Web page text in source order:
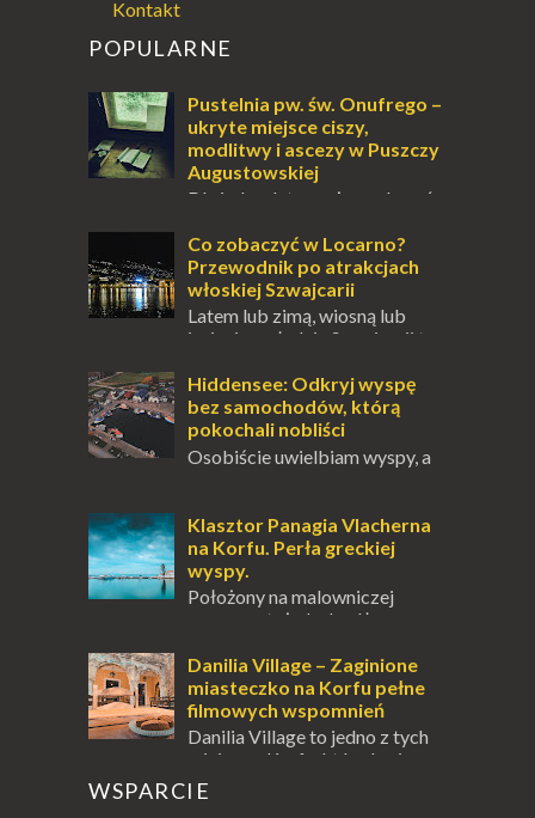
Kontakt
POPULARNE
Pustelnia pw. św. Onufrego –
ukryte miejsce ciszy,
modlitwy i ascezy w Puszczy
Augustowskiej
Dla jednych to może wydawać
przetrwania lub romantycznym życiem. Dla
innych to nieustanne przebywanie z B...
Co zobaczyć w Locarno?
Przewodnik po atrakcjach
włoskiej Szwajcarii
Latem lub zimą, wiosną lub
jesienią, południe Szwajcarii to
odwiedzić. Moja zimowa podróż do
Locarno gwara...
Hiddensee: Odkryj wyspę
bez samochodów, którą
pokochali nobliści
Osobiście uwielbiam wyspy, a
pośrodku Bałtyku? To zawsze brzmi jak
doskonał...
Klasztor Panagia Vlacherna
na Korfu. Perła greckiej
wyspy.
Położony na malowniczej
wysepce, tuż obok półwyspu
jest jednym z najbardziej rozpoznawalnych
symbo...
Danilia Village – Zaginione
miasteczko na Korfu pełne
filmowych wspomnień
Danilia Village to jedno z tych
miejsc na Korfu, które kryje w
sobie wiele tajemnic i historii, a przy tym
jest doskonale znane miłośnikom f...
WSPARCIE